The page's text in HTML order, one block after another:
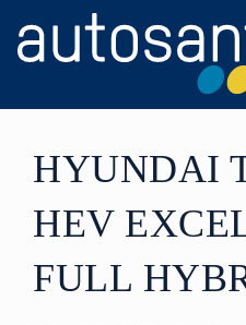
HYUNDAI
HEV
FULL